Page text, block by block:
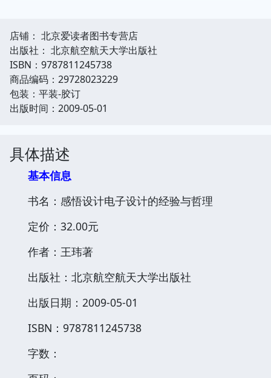
店铺： 北京爱读者图书专营店
出版社： 北京航空航天大学出版社
ISBN：9787811245738
商品编码：29728023229
包装：平装-胶订
出版时间：2009-05-01
具体描述
基本信息
书名：感悟设计电子设计的经验与哲理
定价：32.00元
作者：王玮著
出版社：北京航空航天大学出版社
出版日期：2009-05-01
ISBN：9787811245738
字数：